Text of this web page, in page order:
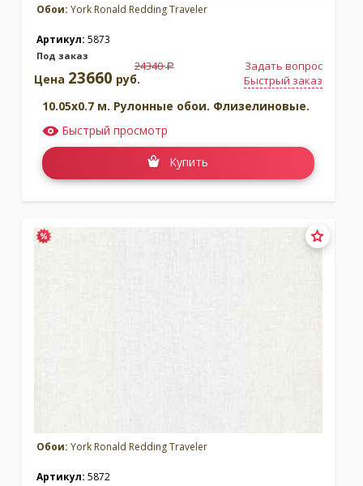
Обои: York Ronald Redding Traveler
Артикул: 5873
Под заказ
Задать вопрос
Быстрый заказ
Цена 23660 руб.
24340a
10.05x0.7 м. Рулонные обои. Флизелиновые.
Быстрый просмотр
Купить
Обои: York Ronald Redding Traveler
Артикул: 5872